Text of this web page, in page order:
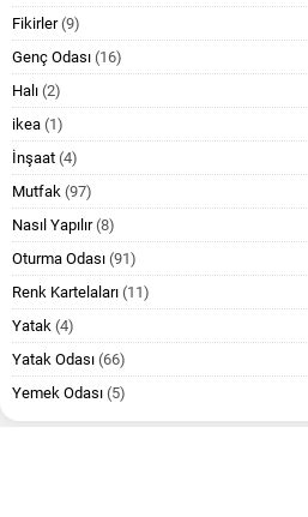
Fikirler(9)
Genç Odası (16)
Halı (2)
ikea (1)
İnşaat (4)
Mutfak (97)
Nasıl Yapılır(8)
Oturma Odası (91)
Renk Kartelaları (11)
Yatak (4)
Yatak Odası (66)
Yemek Odası (5)